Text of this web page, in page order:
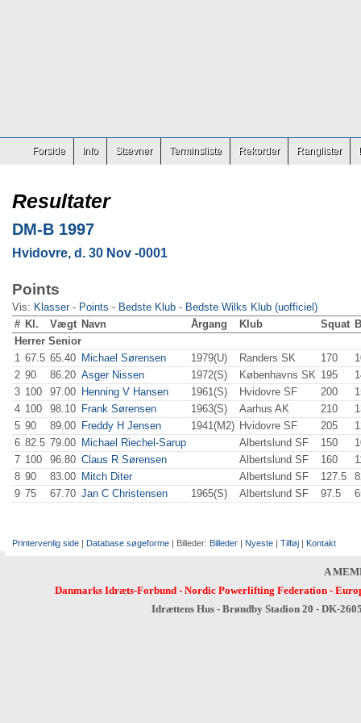
Forside Info Stævner Terminsliste Rekorder Ranglister
Resultater
DM-B 1997
Hvidovre, d. 30 Nov -0001
Points
Vis: Klasser- Points - Bedste Klub - Bedste Wilks Klub (uofficiel)
# Kl. Vægt Navn Årgang Klub Squat
Herrer Senior
1 67.5 65.40 Michael Sørensen 1979(U) Randers SK 170
2 90 86.20 Asger Nissen 1972(S) Københavns SK 195
3 100 97.00 Henning V Hansen 1961(S) Hvidovre SF 200
4 100 98.10 Frank Sørensen 1963(S) Aarhus AK 210
5 90 89.00 Freddy H Jensen 1941(M2) Hvidovre SF 205
6 82.5 79.00 Michael Riechel-Sarup Albertslund SF 150
7 100 96.80 Claus R Sørensen Albertslund SF 160
8 90 83.00 Mitch Diter Albertslund SF 127.5
9 75 67.70 Jan C Christensen 1965(S) Albertslund SF 97.5
Printervenlig side | Database søgeforme | Billeder: Billeder | Nyeste | Tilføj | Kontakt
A
Danmarks Idræts-Forbund- Nordic Powerlifting Federation-
Idrættens Hus - Brøndby Stadion 20 - DK-